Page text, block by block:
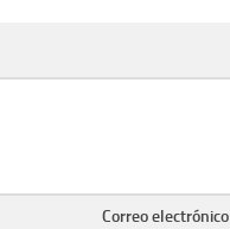
Correo electrónico